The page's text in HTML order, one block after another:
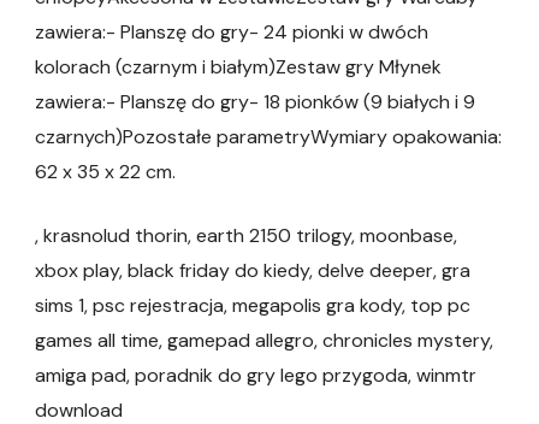
zawiera:- Planszę do gry- 24 pionki w dwóch
kolorach (czarnym i białym)Zestaw gry Młynek
zawiera:- Planszę do gry- 18 pionków (9 białych i 9
czarnych)Pozostałe parametryWymiary opakowania:
62 x 35 x 22 cm.
, krasnolud thorin, earth 2150 trilogy, moonbase,
xbox play, black friday do kiedy, delve deeper, gra
sims 1, psc rejestracja, megapolis gra kody, top pc
games all time, gamepad allegro, chronicles mystery,
amiga pad, poradnik do gry lego przygoda, winmtr
download